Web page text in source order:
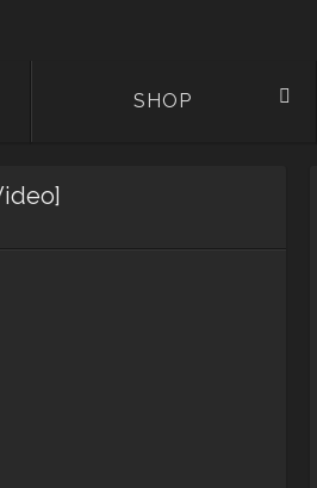
SHOP